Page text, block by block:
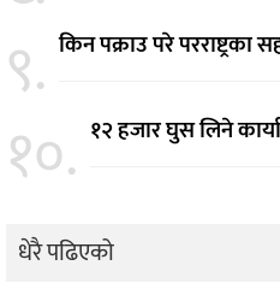
९. किन पक्राउ परे परराष्ट्रका
१०. १२ हजार घुस लिने
धेरै पढिएको